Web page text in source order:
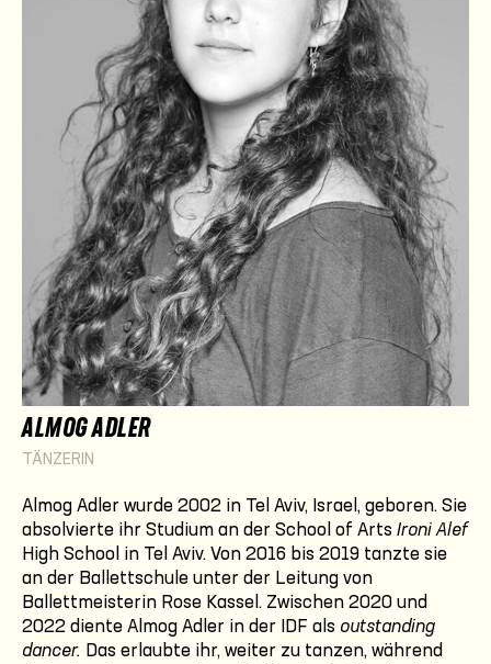
ALMOG ADLER
TÄNZERIN
Almog Adler wurde 2002 in Tel Aviv, Israel, geboren. Sie
absolvierte ihr Studium an der School of Arts Ironi Alef
High School in Tel Aviv. Von 2016 bis 2019 tanzte sie
an der Ballettschule unter der Leitung von
Ballettmeisterin Rose Kassel. Zwischen 2020 und
2022 diente Almog Adler in der IDF als outstanding
dancer. Das erlaubte ihr, weiter zu tanzen, während